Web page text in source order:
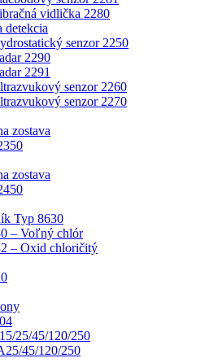
vidlička 2280
detekcia
senzor 2250
2290
2291
senzor 2260
senzor 2270
zostava
zostava
Typ 8630
– Voľný chlór
– Oxid chloričitý
25/45/120/250
45/120/250